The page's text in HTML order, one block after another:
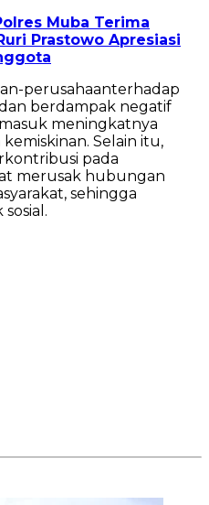
Muba Terima
Prastowo Apresiasi
perusahaanterhadap
berdampak negatif
meningkatnya
Selain itu,
pada
merusak hubungan
sehingga